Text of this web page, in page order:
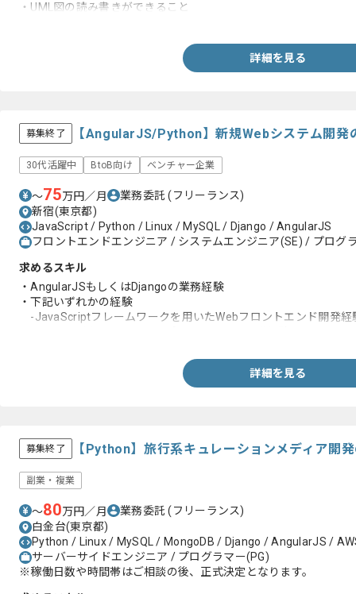
・UML図の読み書きができること
詳細を見る
募集終了 【AngularJS/Python】新規Webシステム開発
30代活躍中 BtoB向け ベンチャー企業
〜75万円／月 業務委託(フリーランス)
新宿(東京都)
JavaScript / Python / Linux / MySQL / Django / AngularJS
フロントエンドエンジニア / システムエンジニア(SE) / プログ
求めるスキル
・AngularJSもしくはDjangoの業務経験
・下記いずれかの経験
-JavaScriptフレームワークを用いたWebフロントエンド開発経
詳細を見る
募集終了 【Python】旅行系キュレーションメディア開
副業・複業
〜80万円／月 業務委託(フリーランス)
白金台(東京都)
Python / Linux / MySQL / MongoDB / Django / AngularJS /
サーバーサイドエンジニア / プログラマー(PG)
※稼働日数や時間帯はご相談の後、正式決定となります。